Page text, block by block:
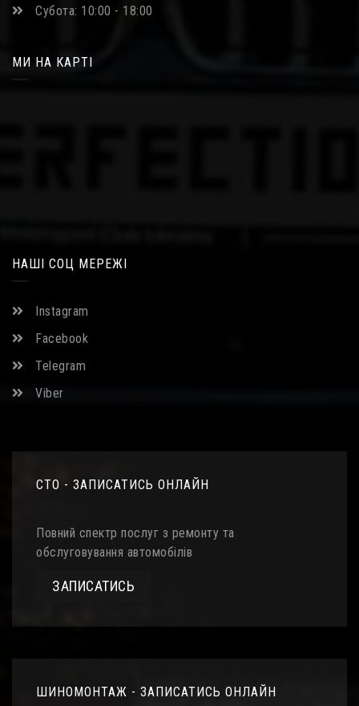
Субота: 10:00 - 18:00
МИ НА КАРТІ
НАШІ СОЦ МЕРЕЖІ
Instagram
Facebook
Telegram
Viber
СТО - ЗАПИСАТИСЬ ОНЛАЙН
Повний спектр послуг з ремонту та
обслуговування автомобілів
ЗАПИСАТИСЬ
ШИНОМОНТАЖ - ЗАПИСАТИСЬ ОНЛАЙН